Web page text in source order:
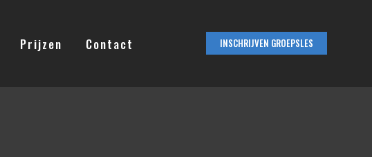
Prijzen Contact INSCHRIJVEN GROEPSLES